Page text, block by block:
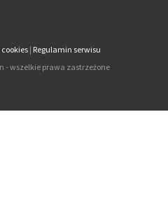
| Regulamin serwisu
- wszelkie prawa zastrzeżone